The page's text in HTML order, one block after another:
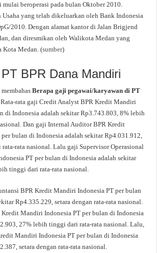
mulai beroperasi pada bulan Oktober 2010.
Usaha yang telah dikeluarkan oleh Bank Indonesia
2010. Dengan alamat kantor di Jalan Brigjend
dan diresmikan oleh Walikota Medan yang
Kota Medan. (sumber)
BPR Dana Mandiri
Berapa gaji pegawai/karyawan di PT
Rata-rata gaji Credit Analyst BPR Kredit Mandiri
di Indonesia adalah sekitar Rp3.743.803, 8% lebih
Dan gaji Internal Auditor BPR Kredit
bulan di Indonesia adalah sekitar Rp4.031.912,
rata nasional. Lalu gaji Supervisor Operasional
PT per bulan di Indonesia adalah sekitar
tinggi dari rata-rata nasional.
BPR Kredit Mandiri Indonesia PT per bulan
Rp4.335.229, setara dengan rata-rata nasional.
Mandiri Indonesia PT per bulan di Indonesia
27% lebih tinggi dari rata-rata nasional. Lalu,
Mandiri Indonesia PT per bulan di Indonesia
setara dengan rata-rata nasional.